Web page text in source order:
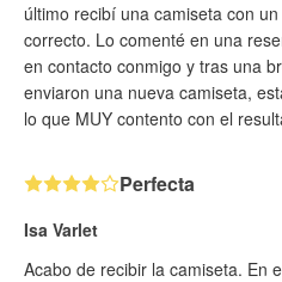
último recibí una camiseta con
correcto. Lo comenté en una
en contacto conmigo y tras una
enviaron una nueva camiseta,
lo que MUY contento con el
Perfecta
Isa Varlet
Acabo de recibir la camiseta. En